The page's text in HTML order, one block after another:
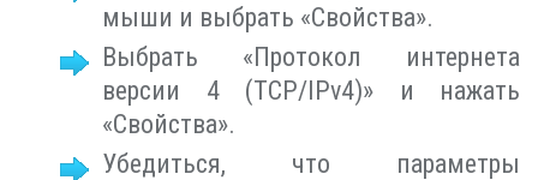
мыши и выбрать «Свойства».
Выбрать «Протокол интернета
версии 4 (TCP/IPv4)» и нажать
«Свойства».
Убедиться, что параметры